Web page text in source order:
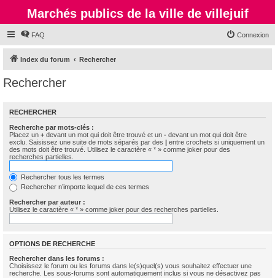
Marchés publics de la ville de villejuif
FAQ Connexion
Index du forum Rechercher
Rechercher
RECHERCHER
Recherche par mots-clés :
Placez un + devant un mot qui doit être trouvé et un - devant un mot qui doit être
exclu. Saisissez une suite de mots séparés par des | entre crochets si uniquement un
des mots doit être trouvé. Utilisez le caractère « * » comme joker pour des
recherches partielles.
Rechercher tous les termes
Rechercher n’importe lequel de ces termes
Rechercher par auteur :
Utilisez le caractère « * » comme joker pour des recherches partielles.
OPTIONS DE RECHERCHE
Rechercher dans les forums :
Choisissez le forum ou les forums dans le(s)quel(s) vous souhaitez effectuer une
recherche. Les sous-forums sont automatiquement inclus si vous ne désactivez pas